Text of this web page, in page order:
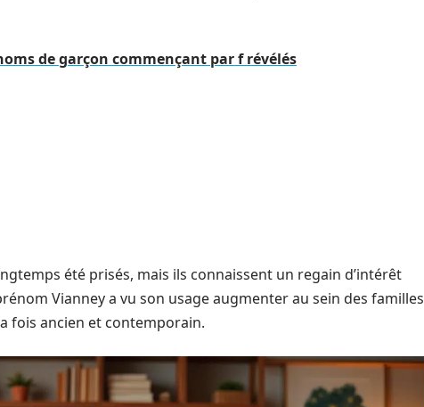
de garçon commençant par f révélés
été prisés, mais ils connaissent un regain d’intérêt
Vianney a vu son usage augmenter au sein des familles
fois ancien et contemporain.